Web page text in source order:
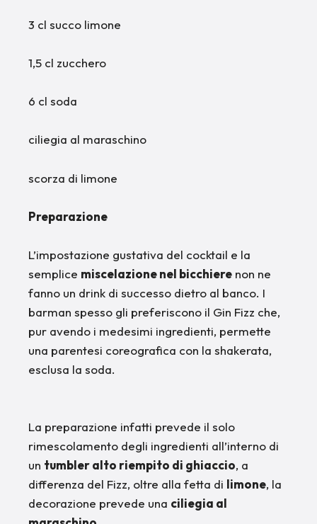
3 cl succo limone
1,5 cl zucchero
6 cl soda
ciliegia al maraschino
scorza di limone
Preparazione
L’impostazione gustativa del cocktail e la
semplice miscelazione nel bicchiere non ne
fanno un drink di successo dietro al banco. I
barman spesso gli preferiscono il Gin Fizz che,
pur avendo i medesimi ingredienti, permette
una parentesi coreografica con la shakerata,
esclusa la soda.
La preparazione infatti prevede il solo
rimescolamento degli ingredienti all’interno di
un tumbler alto riempito di ghiaccio, a
differenza del Fizz, oltre alla fetta di limone, la
decorazione prevede una ciliegia al